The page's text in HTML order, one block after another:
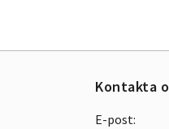
Kontakta
E-post: